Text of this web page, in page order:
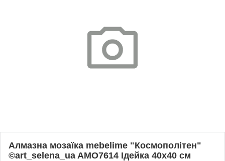
Алмазна мозаїка mebelime "Космополітен"
©art_selena_ua AMO7614 Ідейка 40х40 см